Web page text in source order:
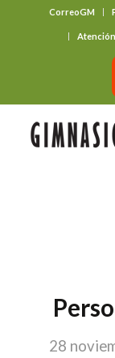
CorreoGM
Atención
28